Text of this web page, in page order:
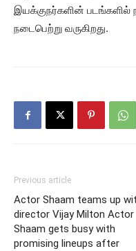
இயக்குநர்களின் படங்களில்
நடைபெற்று வருகிறது.
Previous article
Actor Shaam teams up
director Vijay Milton Actor
Shaam gets busy with
promising lineups after